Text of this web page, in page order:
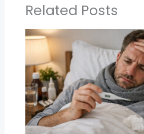
Related Posts